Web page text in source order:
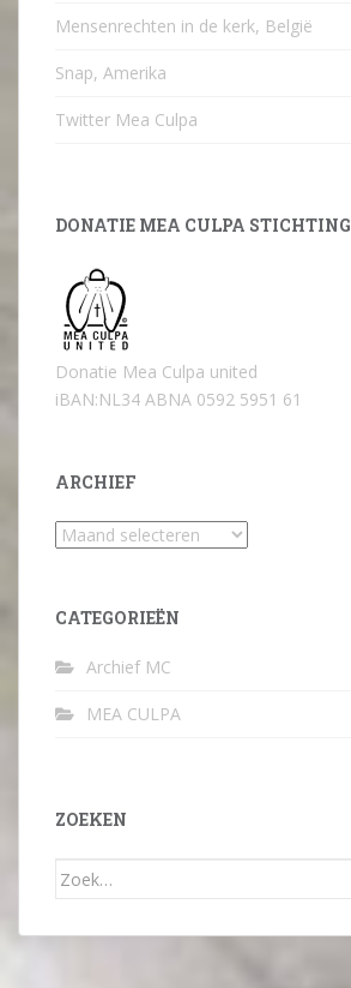
Mensenrechten in de kerk, België
Snap, Amerika
Twitter Mea Culpa
DONATIE MEA CULPA STICHTING
Donatie Mea Culpa united
iBAN:NL34 ABNA 0592 5951 61
ARCHIEF
Archief
CATEGORIEËN
Archief MC
MEA CULPA
ZOEKEN
Zoek